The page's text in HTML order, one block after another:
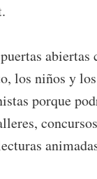
abiertas
los niños y
porque